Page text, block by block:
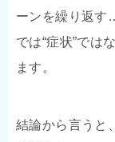
ーンを繰り返す
では“症状”では
ます。
結論から言うと